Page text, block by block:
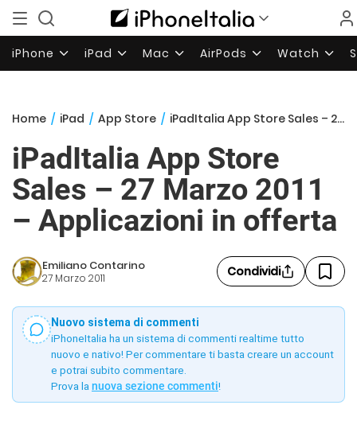
iPhone iPad Mac AirPods Watch
Home / iPad / App Store / iPadItalia App Store Sales – 27 Marzo 2011 – Applicazioni in offerta
iPadItalia App Store
Sales – 27 Marzo 2011
– Applicazioni in offerta
Emiliano Contarino
27 Marzo 2011 Condividi
Nuovo sistema di commenti
iPhoneItalia ha un sistema di commenti realtime tutto
nuovo e nativo! Per commentare ti basta creare un account
e potrai subito commentare.
Prova la nuova sezione commenti!